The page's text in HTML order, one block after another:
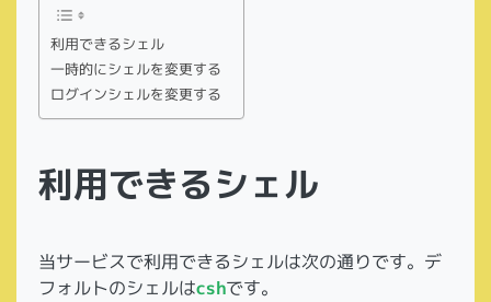
利用できるシェル
一時的にシェルを変更する
ログインシェルを変更する
利用できるシェル
当サービスで利用できるシェルは次の通りです。デ
フォルトのシェルはcshです。